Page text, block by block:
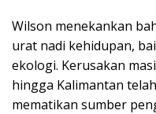
Wilson menekankan
urat nadi kehidupan,
ekologi. Kerusakan
hingga Kalimantan
mematikan sumber